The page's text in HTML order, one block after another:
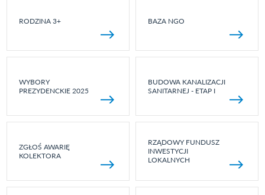
RODZINA 3+ BAZA NGO
WYBORY
PREZYDENCKIE 2025
BUDOWA KANALIZACJI
SANITARNEJ - ETAP I
ZGŁOŚ AWARIĘ
KOLEKTORA
RZĄDOWY FUNDUSZ
INWESTYCJI
LOKALNYCH